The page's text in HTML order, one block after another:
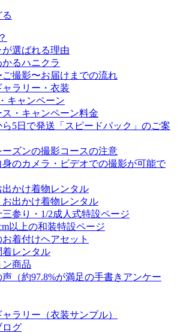
る
選ばれる理由
るハニクラ
ご撮影〜お届けまでの流れ
ャラリー・衣装
キャンペーン
・キャンペーン料金
5日で発送「スピードパック」のご案
ーズンの撮影コースの注意
身のカメラ・ビデオでの撮影が可能で
出かけ着物レンタル
お出かけ着物レンタル
参り・1/2成人式特設ページ
以上の和装特設ページ
着付けヘアセット
着レンタル
ン商品
（約97.8%が満足の手書きアンケー
ラリー（衣装サンプル）
ログ